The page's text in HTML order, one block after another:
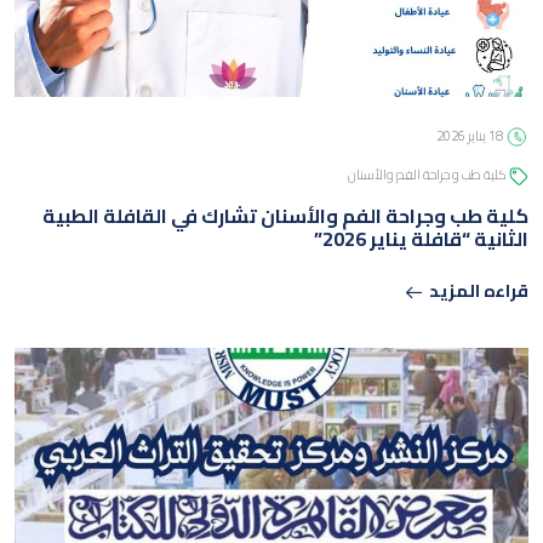
الجامعة
و جراحة الفم والأسنان
وجراحة الفم والأسنان تشارك في القافلة الطبية
يناير 2026”